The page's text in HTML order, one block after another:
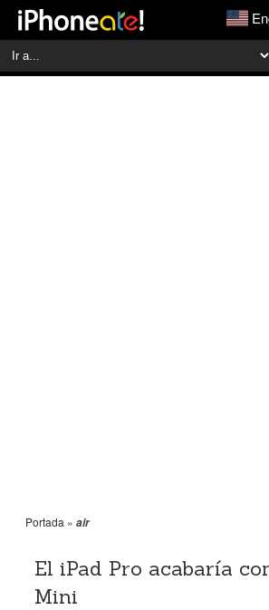
Portada » air
El iPad Pro acabaría
Mini